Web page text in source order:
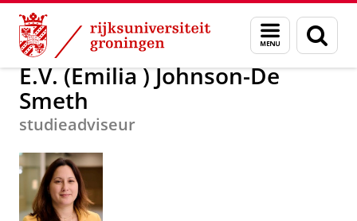
Skip
Content
Skip
Navigation
Menu
en
zoeken
Over ons E.V. (Emilia ) Johnson-De Smeth
E.V. (Emilia ) Johnson-De
Smeth
studieadviseur